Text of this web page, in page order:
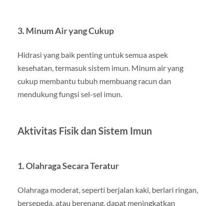
3. Minum Air yang Cukup
Hidrasi yang baik penting untuk semua aspek
kesehatan, termasuk sistem imun. Minum air yang
cukup membantu tubuh membuang racun dan
mendukung fungsi sel-sel imun.
Aktivitas Fisik dan Sistem Imun
1. Olahraga Secara Teratur
Olahraga moderat, seperti berjalan kaki, berlari ringan,
bersepeda, atau berenang, dapat meningkatkan